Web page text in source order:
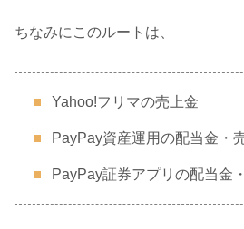
ちなみにこのルートは、
Yahoo!フリマの売上金
PayPay資産運用の配当金・
PayPay証券アプリの配当金